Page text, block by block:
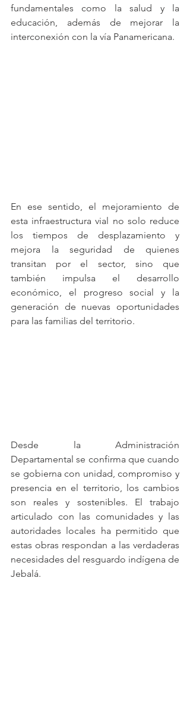
fundamentales como la salud y la
educación, además de mejorar la
interconexión con la vía Panamericana.
En ese sentido, el mejoramiento de
esta infraestructura vial no solo reduce
los tiempos de desplazamiento y
mejora la seguridad de quienes
transitan por el sector, sino que
también impulsa el desarrollo
económico, el progreso social y la
generación de nuevas oportunidades
para las familias del territorio.
Desde la Administración
Departamental se confirma que cuando
se gobierna con unidad, compromiso y
presencia en el territorio, los cambios
son reales y sostenibles. El trabajo
articulado con las comunidades y las
autoridades locales ha permitido que
estas obras respondan a las verdaderas
necesidades del resguardo indígena de
Jebalá.